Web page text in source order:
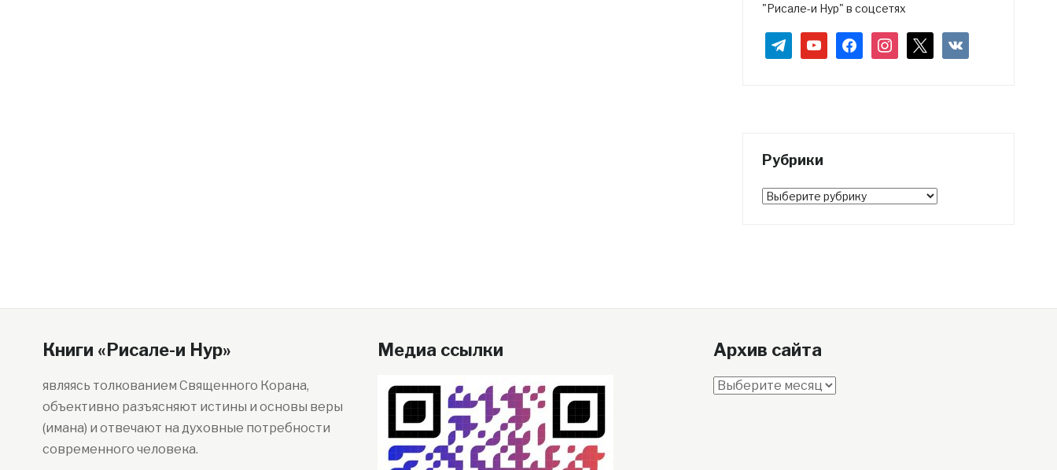
"Рисале-и Нур" в соцсетях
telegramyoutubefacebookinstagram vkontakte
Рубрики
Рубрики
Книги «Рисале-и Нур»
являясь толкованием Священного Корана,
объективно разъясняют истины и основы веры
(имана) и отвечают на духовные потребности
современного человека.
Медиа ссылки Архив сайта
Архив